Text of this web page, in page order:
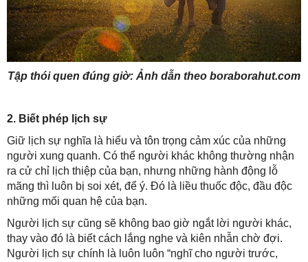
Tập thói quen đúng giờ: Ảnh dẫn theo boraborahut.com
2. Biết phép lịch sự
Giữ lịch sự nghĩa là hiểu và tôn trọng cảm xúc của những
người xung quanh. Có thể người khác không thường nhận
ra cử chỉ lịch thiệp của bạn, nhưng những hành động lỗ
mãng thì luôn bị soi xét, để ý. Đó là liều thuốc độc, đầu độc
những mối quan hệ của bạn.
Người lịch sự cũng sẽ không bao giờ ngắt lời người khác,
thay vào đó là biết cách lắng nghe và kiên nhẫn chờ đợi.
Người lịch sự chính là luôn luôn “nghĩ cho người trước,